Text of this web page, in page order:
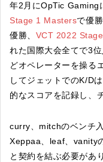
年2月にOpTic Gaming
Stage 1 Mastersで優勝
優勝、 VCT 2022
れた国際大会全てで3
どオペレーターを操る
してジェットでのK/D
的なスコアを記録し、
curry、mitchのベンチ
Xeppaa、leaf、vanity
と契約を結ぶ必要があ